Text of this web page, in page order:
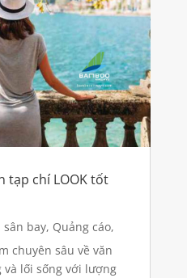
tạp chí LOOK tốt
sân bay, Quảng cáo,
chuyên sâu về văn
lối sống với lượng